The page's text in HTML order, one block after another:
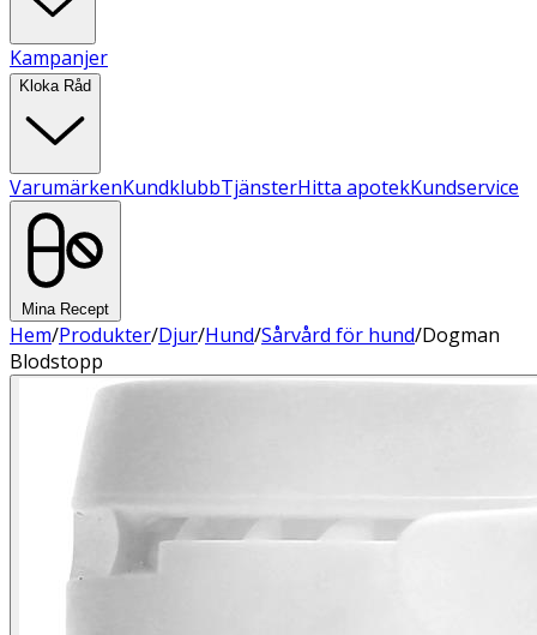
Kampanjer
Kloka Råd
VarumärkenKundklubbTjänsterHitta apotekKundservice
Mina Recept
Hem/Produkter/Djur/Hund/Sårvård för hund/Dogman
Blodstopp